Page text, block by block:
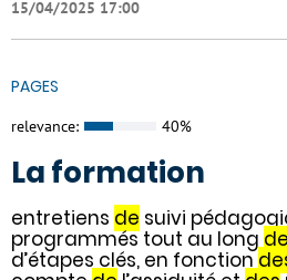
15/04/2025 17:00
PAGES
relevance: 40%
La formation
entretiens de suivi
programmés tout au long de
d’étapes clés, en fonction